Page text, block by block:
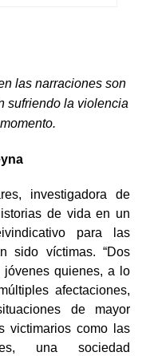
las narraciones son
sufriendo la violencia
investigadora de
de vida en un
para las
sido víctimas. “Dos
jóvenes quienes, a lo
afectaciones,
de mayor
victimarios como las
una sociedad